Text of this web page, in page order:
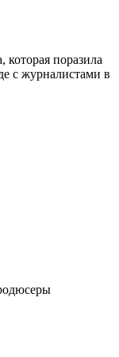
поразила
с журналистами в